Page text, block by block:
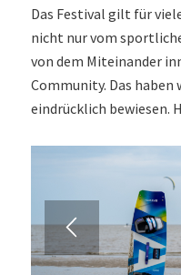
Das Festival gilt für
nicht nur vom
von dem Miteinander
Community. Das haben
eindrücklich bewiesen.